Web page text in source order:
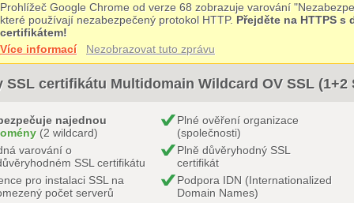
Prohlížeč Google Chrome od verze 68 zobrazuje varování
které používají nezabezpečený protokol HTTP. Přejděte na HTTPS s
certifikátem!
Více informací
Nezobrazovat tuto zprávu
SSL certifikátu Multidomain Wildcard OV SSL (1+2
najednou
(2 wildcard)
Plné ověření organizace
(společnosti)
varování o
SSL certifikátu
Plně důvěryhodný SSL
certifikát
pro instalaci SSL na
počet serverů
Podpora IDN (Internationalized
Domain Names)